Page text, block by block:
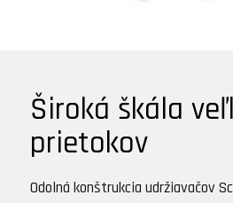
Široká škála
prietokov
Odolná konštrukcia udržiavačov